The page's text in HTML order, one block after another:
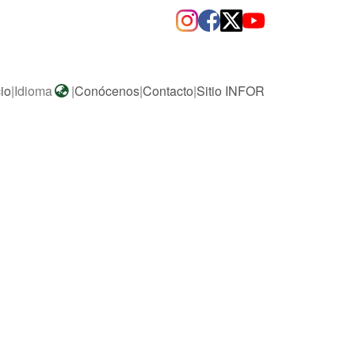
|Idioma |Conócenos|Contacto|Sitio INFOR